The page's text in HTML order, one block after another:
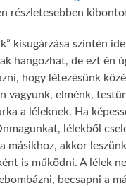
részletesebben
kisugárzása szintén
hangozhat, de ezt én
hogy létezésünk
vagyunk, elménk,
a léleknek. Ha
lélekből
másikhoz, akkor
is működni. A lélek
becsapni a